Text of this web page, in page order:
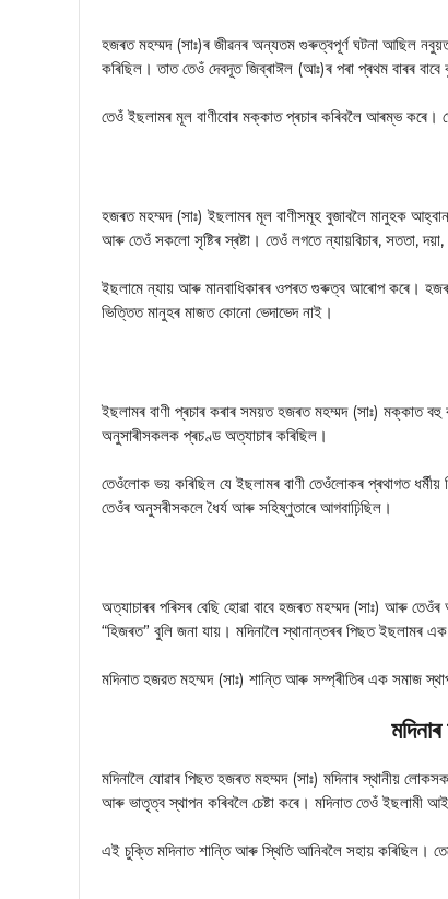
হজৰত মহম্মদ (সাঃ)ৰ জীৱনৰ অন্যতম গুৰুত্বপূর্ণ ঘটনা আছিল
কৰিছিল। তাত তেওঁ দেবদূত জিব্ৰাঈল (আঃ)ৰ পৰা প্ৰথম বাৰৰ
তেওঁ ইছলামৰ মূল বাণীবোৰ মক্কাত প্ৰচাৰ কৰিবলৈ আৰম্ভ
হজৰত মহম্মদ (সাঃ) ইছলামৰ মূল বাণীসমূহ বুজাবলৈ মানুহক
আৰু তেওঁ সকলো সৃষ্টিৰ স্ৰষ্টা। তেওঁ লগতে ন্যায়বিচাৰ, সততা, দয়া,
ইছলামে ন্যায় আৰু মানবাধিকাৰৰ ওপৰত গুৰুত্ব আৰোপ কৰে।
ভিত্তিত মানুহৰ মাজত কোনো ভেদাভেদ নাই।
ইছলামৰ বাণী প্ৰচাৰ কৰাৰ সময়ত হজৰত মহম্মদ (সাঃ) মক্কাত
অনুসাৰীসকলক প্ৰচণ্ড অত্যাচাৰ কৰিছিল।
তেওঁলোক ভয় কৰিছিল যে ইছলামৰ বাণী তেওঁলোকৰ প্ৰথাগত
তেওঁৰ অনুসৰীসকলে ধৈৰ্য আৰু সহিষ্ণুতাৰে আগবাঢ়িছিল।
অত্যাচাৰৰ পৰিসৰ বেছি হোৱা বাবে হজৰত মহম্মদ (সাঃ) আৰু
“হিজৰত” বুলি জনা যায়। মদিনালৈ স্থানান্তৰৰ পিছত ইছলামৰ
মদিনাত হজরত মহম্মদ (সাঃ) শান্তি আৰু সম্প্ৰীতিৰ এক সমাজ
মদিনালৈ যোৱাৰ পিছত হজৰত মহম্মদ (সাঃ) মদিনাৰ স্থানীয়
আৰু ভাতৃত্ব স্থাপন কৰিবলৈ চেষ্টা কৰে। মদিনাত তেওঁ ইছলামী
এই চুক্তি মদিনাত শান্তি আৰু স্থিতি আনিবলৈ সহায় কৰিছিল।